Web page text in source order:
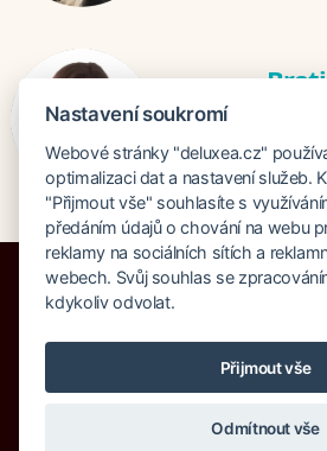
+421
Pojištění proti úpadku 125
Nastavení soukromí
Webové stránky "deluxea.cz"
optimalizaci dat a nastavení služeb.
"Přijmout vše" souhlasíte s
předáním údajů o chování na webu
reklamy na sociálních sítích a
webech. Svůj souhlas se
kdykoliv odvolat.
Přijmout vše
Odmítnout vše
Chettyho.